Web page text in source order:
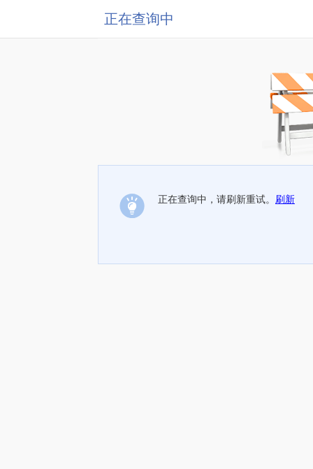
正在查询中
正在查询中，请刷新重试。 刷新